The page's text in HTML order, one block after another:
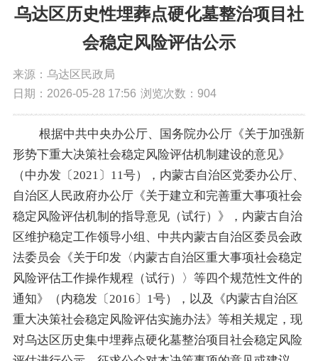
乌达区历史性埋葬点硬化墓整治项目社
会稳定风险评估公示
来源：乌达区民政局
日期：2026-05-28 17:56 浏览次数： 904
根据中共中央办公厅、国务院办公厅《关于加强新
形势下重大决策社会稳定风险评估机制建设的意见》
（中办发〔2021〕11号），内蒙古自治区党委办公厅、
自治区人民政府办公厅《关于建立和完善重大事项社会
稳定风险评估机制的指导意见（试行）》，内蒙古自治
区维护稳定工作领导小组、中共内蒙古自治区委员会政
法委员会《关于印发〈内蒙古自治区重大事项社会稳定
风险评估工作操作规程（试行）〉等四个规范性文件的
通知》（内稳发〔2016〕1号），以及《内蒙古自治区
重大决策社会稳定风险评估实施办法》等相关规定，现
对乌达区历史集中埋葬点硬化墓整治项目社会稳定风险